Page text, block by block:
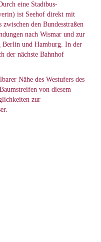
eine Stadtbus-
ist Seehof direkt mit
den Bundesstraßen
nach Wismar und zur
Berlin und Hamburg. In der
der nächste Bahnhof
Nähe des Westufers des
von diesem
zur